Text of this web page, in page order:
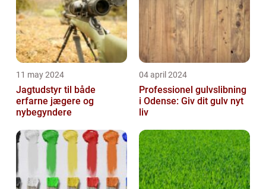
11 may 2024
Jagtudstyr til både
erfarne jægere og
nybegyndere
04 april 2024
Professionel gulvslibning
i Odense: Giv dit gulv nyt
liv